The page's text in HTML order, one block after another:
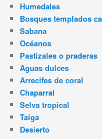
Humedales
Bosques templados
Sabana
Océanos
Pastizales o praderas
Aguas dulces
Arrecifes de coral
Chaparral
Selva tropical
Taiga
Desierto